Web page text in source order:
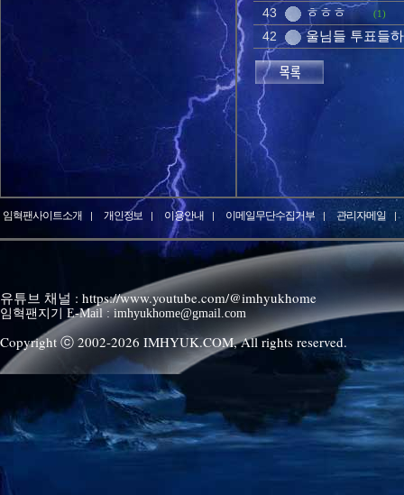
43 ㅎㅎㅎ (1)
42 울님들 투표들
임혁팬사이트소개 개인정보 이용안내 이메일무단수집거부 관리자메일
유튜브 채널 : https://www.youtube.com/@imhyukhome
임혁팬지기 E-Mail : imhyukhome@gmail.com
Copyright ⓒ 2002-2026 IMHYUK.COM,All rights reserved.